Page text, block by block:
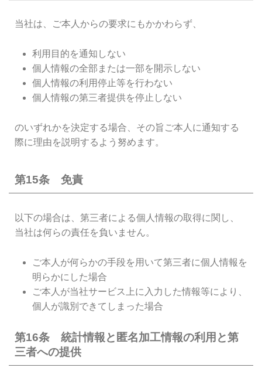
当社は、ご本人からの要求にもかかわらず、
利用目的を通知しない
個人情報の全部または一部を開示しない
個人情報の利用停止等を行わない
個人情報の第三者提供を停止しない
のいずれかを決定する場合、その旨ご本人に通知する
際に理由を説明するよう努めます。
第15条 免責
以下の場合は、第三者による個人情報の取得に関し、
当社は何らの責任を負いません。
ご本人が何らかの手段を用いて第三者に個人情報を
明らかにした場合
ご本人が当社サービス上に入力した情報等により、
個人が識別できてしまった場合
第16条 統計情報と匿名加工情報の利用と第
三者への提供